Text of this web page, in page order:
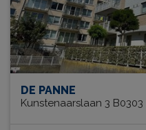
DE PANNE
Kunstenaarslaan 3 B0303